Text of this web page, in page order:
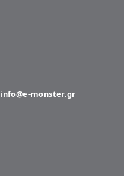
info@e-monster.gr